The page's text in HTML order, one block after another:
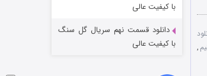
,
با کیفیت عالی
دانلود قسمت نهم سریال گل سنگ
با کیفیت عالی